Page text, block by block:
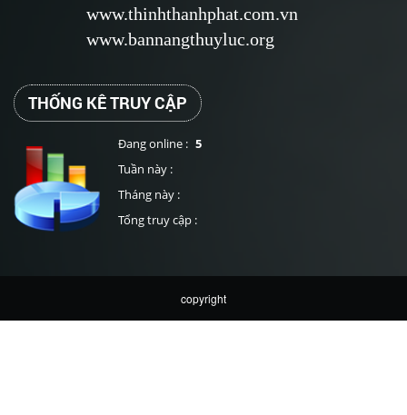
www.thinhthanhphat.com.vn
www.bannangthuyluc.org
THỐNG KÊ TRUY CẬP
Đang online : 5
Tuần này :
Tháng này :
Tổng truy cập :
copyright